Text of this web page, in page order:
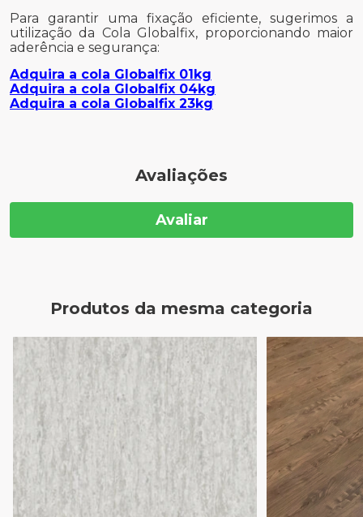
Para garantir uma fixação eficiente, sugerimos a
utilização da Cola Globalfix, proporcionando maior
aderência e segurança:
Adquira a cola Globalfix 01kg
Adquira a cola Globalfix 04kg
Adquira a cola Globalfix 23kg
Avaliações
Avaliar
Produtos da mesma categoria